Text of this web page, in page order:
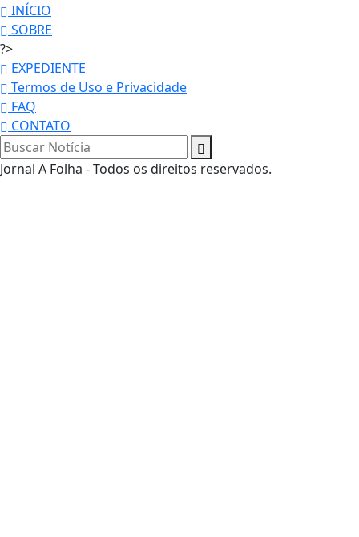
INÍCIO
SOBRE
?>
EXPEDIENTE
Termos de Uso e Privacidade
FAQ
CONTATO
Jornal A Folha - Todos os direitos reservados.